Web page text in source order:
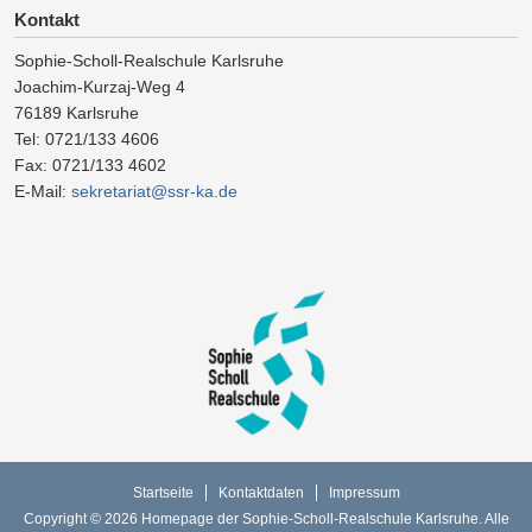
Kontakt
Sophie-Scholl-Realschule Karlsruhe
Joachim-Kurzaj-Weg 4
76189 Karlsruhe
Tel: 0721/133 4606
Fax: 0721/133 4602
E-Mail: sekretariat@ssr-ka.de
Startseite Kontaktdaten
Impressum
Copyright © 2026 Homepage der Sophie-Scholl-Realschule Karlsruhe. Alle